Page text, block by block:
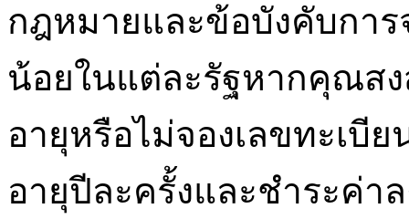
กฎหมายและข้อบังคับการ
น้อยในแต่ละรัฐหากคุณส
อายุหรือไม่จองเลขทะเบี
อายุปีละครั้งและชำระค่า